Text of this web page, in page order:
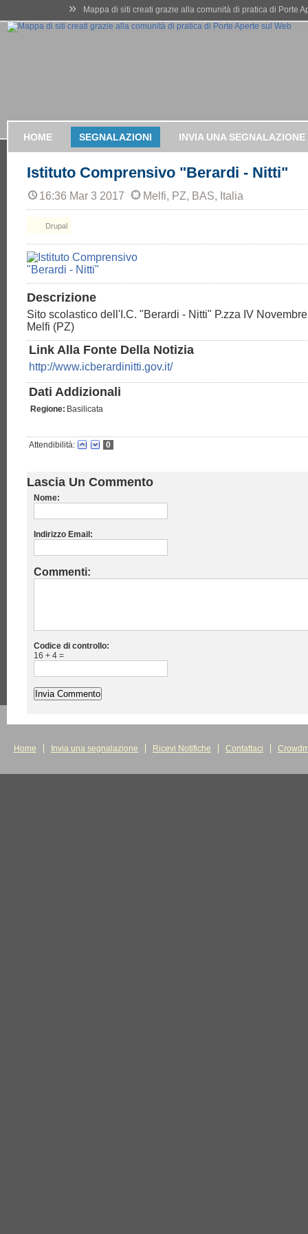
» Mappa di siti creati grazie alla comunità di pratica di Porte
HOME SEGNALAZIONI INVIA UNA SEGNALAZIONE
Istituto Comprensivo "Berardi - Nitti"
16:36 Mar 3 2017 Melfi, PZ, BAS, Italia
Drupal
Descrizione
Sito scolastico dell'I.C. "Berardi - Nitti" P.zza IV
Melfi (PZ)
Link Alla Fonte Della Notizia
http://www.icberardinitti.gov.it/
Dati Addizionali
Regione: Basilicata
Attendibilità: 0
Lascia Un Commento
Nome:
Indirizzo Email:
Commenti:
Codice di controllo:
16 + 4 =
Home Invia una segnalazione Ricevi Notifiche Contattaci